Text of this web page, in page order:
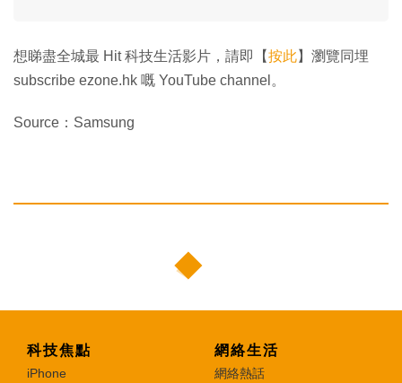
想睇盡全城最 Hit 科技生活影片，請即【按此】瀏覽同埋
subscribe ezone.hk 嘅 YouTube channel。
Source：Samsung
科技焦點
iPhone
網絡生活
網絡熱話